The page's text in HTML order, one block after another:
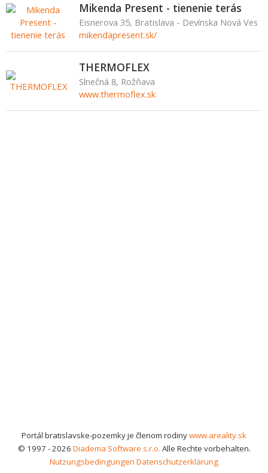
Mikenda Present - tienenie terás
Eisnerova 35, Bratislava - Devínska Nová Ves
mikendapresent.sk/
THERMOFLEX
Slnečná 8, Rožňava
www.thermoflex.sk
Portál bratislavske-pozemky je členom rodinywww.areality.sk
© 1997 - 2026 Diadema Software s.r.o. Alle Rechte vorbehalten.
Nutzungsbedingungen Datenschutzerklärung